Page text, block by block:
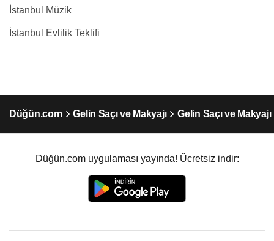
İstanbul Müzik
İstanbul Evlilik Teklifi
Düğün.com Gelin Saçı ve Makyajı Gelin Saçı ve
Düğün.com uygulaması yayında! Ücretsiz indir: